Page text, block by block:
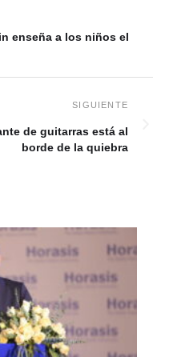
enseña a los niños el
de guitarras está al
borde de la quiebra